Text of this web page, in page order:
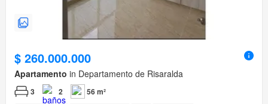
$ 260.000.000
Apartamento in Departamento de Risaralda
3 2 56 m²